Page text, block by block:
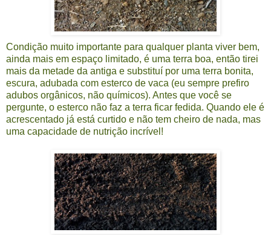
Condição muito importante para qualquer planta viver bem,
ainda mais em espaço limitado, é uma terra boa, então tirei
mais da metade da antiga e substituí por uma terra bonita,
escura, adubada com esterco de vaca (eu sempre prefiro
adubos orgânicos, não químicos). Antes que você se
pergunte, o esterco não faz a terra ficar fedida. Quando ele é
acrescentado já está curtido e não tem cheiro de nada, mas
uma capacidade de nutrição incrível!